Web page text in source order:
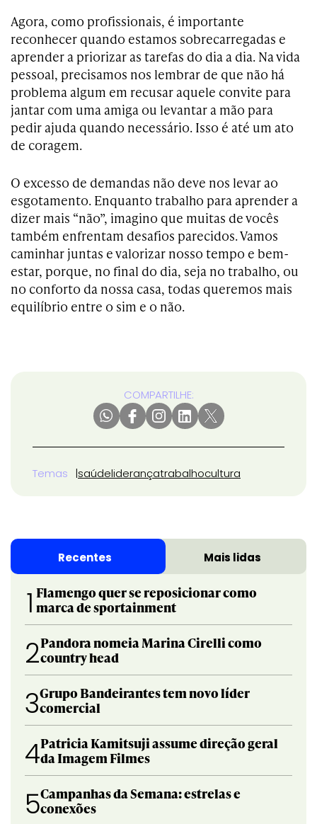
Agora, como profissionais, é importante
reconhecer quando estamos sobrecarregadas e
aprender a priorizar as tarefas do dia a dia. Na vida
pessoal, precisamos nos lembrar de que não há
problema algum em recusar aquele convite para
jantar com uma amiga ou levantar a mão para
pedir ajuda quando necessário. Isso é até um ato
de coragem.
O excesso de demandas não deve nos levar ao
esgotamento. Enquanto trabalho para aprender a
dizer mais “não”, imagino que muitas de vocês
também enfrentam desafios parecidos. Vamos
caminhar juntas e valorizar nosso tempo e bem-
estar, porque, no final do dia, seja no trabalho, ou
no conforto da nossa casa, todas queremos mais
equilíbrio entre o sim e o não.
COMPARTILHE:
Temas saúdeliderançatrabalhocultura
Recentes Mais lidas
1 Flamengo quer se reposicionar como
marca de sportainment
2Pandora nomeia Marina Cirelli como
country head
3Grupo Bandeirantes tem novo líder
comercial
4Patricia Kamitsuji assume direção geral
da Imagem Filmes
5Campanhas da Semana: estrelas e
conexões